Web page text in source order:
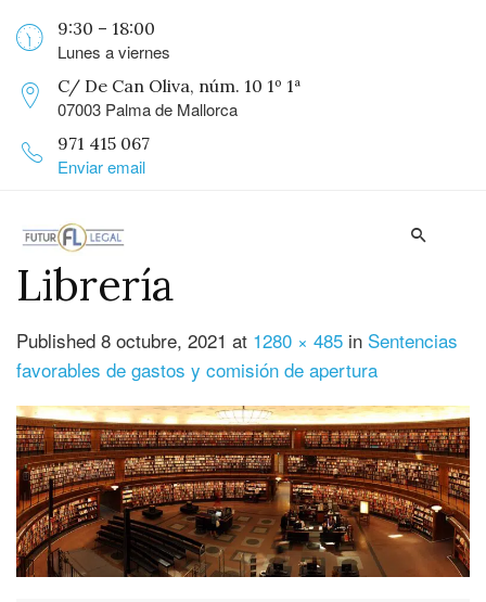
9:30 – 18:00
Lunes a viernes
C/ De Can Oliva, núm. 10 1º 1ª
07003 Palma de Mallorca
971 415 067
Enviar email
Librería
Published 8 octubre, 2021 at 1280 × 485 in Sentencias
favorables de gastos y comisión de apertura